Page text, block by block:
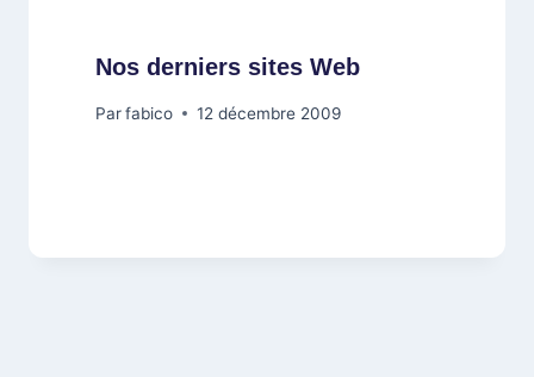
Nos derniers sites Web
Parfabico 12 décembre 2009